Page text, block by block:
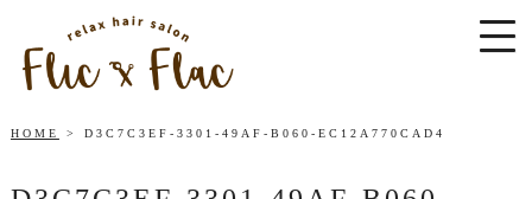
HOME D3C7C3EF-3301-49AF-B060-EC12A770CAD4